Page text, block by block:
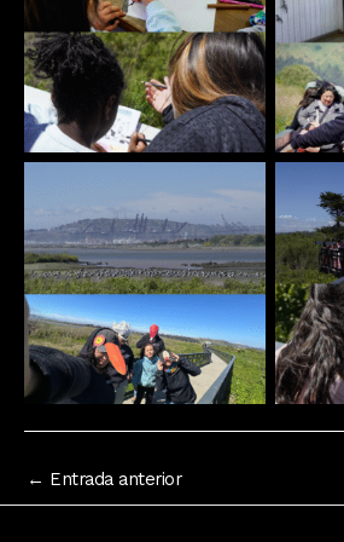
← Entrada anterior